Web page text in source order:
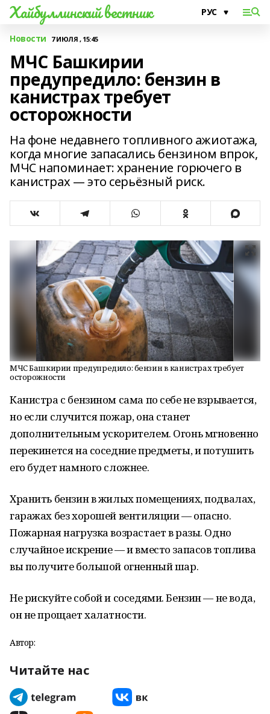
Хайбуллинский вестник
Новости 7 ИЮЛЯ , 15:45
МЧС Башкирии
предупредило: бензин в
канистрах требует
осторожности
На фоне недавнего топливного ажиотажа,
когда многие запасались бензином впрок,
МЧС напоминает: хранение горючего в
канистрах — это серьёзный риск.
МЧС Башкирии предупредило: бензин в канистрах требует
осторожности
Канистра с бензином сама по себе не взрывается,
но если случится пожар, она станет
дополнительным ускорителем. Огонь мгновенно
перекинется на соседние предметы, и потушить
его будет намного сложнее.
Хранить бензин в жилых помещениях, подвалах,
гаражах без хорошей вентиляции — опасно.
Пожарная нагрузка возрастает в разы. Одно
случайное искрение — и вместо запасов топлива
вы получите большой огненный шар.
Не рискуйте собой и соседями. Бензин — не вода,
он не прощает халатности.
Автор:
Читайте нас